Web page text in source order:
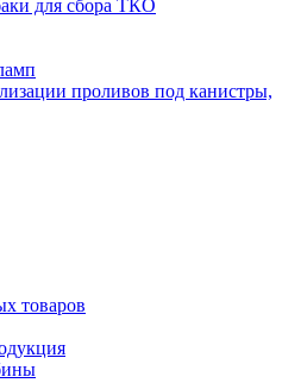
для сбора ТКО
проливов под канистры,
товаров